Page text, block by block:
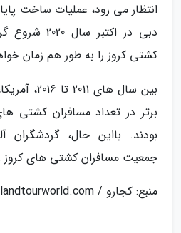
انتظار می رود، عملیات ساخت
کشتی کروز را به طور هم زمان
بین سال های
برتر در تعداد مسافران کشتی
بودند. بااین حال، گردشگران
جمعیت مسافران کشتی های
منبع: کجارو / travelandtourworld.com